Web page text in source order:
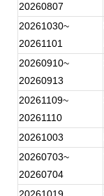
20260807
20261030~
20261101
20260910~
20260913
20261109~
20261110
20261003
20260703~
20260704